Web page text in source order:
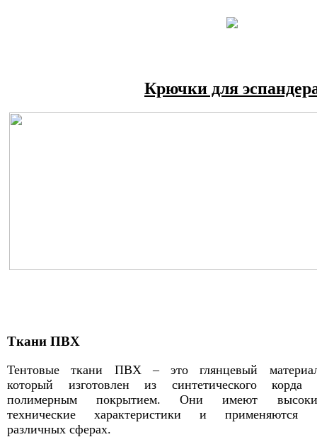
Крючки для
Ткани ПВХ
Тентовые ткани ПВХ – это глянцевый
который изготовлен из синтетического корда
полимерным покрытием. Они имеют
технические характеристики и применяются
различных сферах.